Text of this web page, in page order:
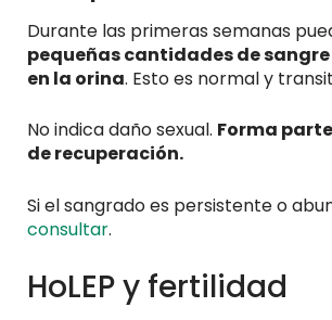
Durante las primeras semanas
pequeñas cantidades de sangre
en la orina. Esto es normal y
No indica daño sexual. Forma
de recuperación.
Si el sangrado es persistente o
consultar.
HoLEP y fertilidad